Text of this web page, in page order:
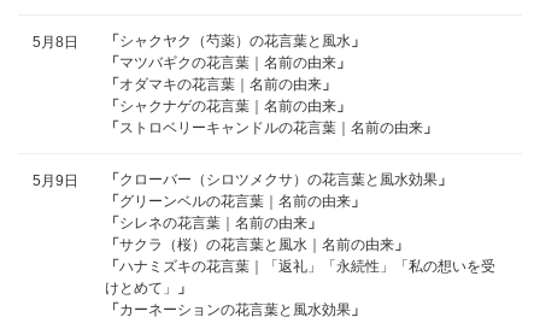
5月8日 「 シャクヤク（芍薬）の花言葉と風水 」
「 マツバギクの花言葉｜名前の由来 」
「 オダマキの花言葉｜名前の由来 」
「 シャクナゲの花言葉｜名前の由来 」
「 ストロベリーキャンドルの花言葉｜名前の由来 」
5月9日 「 クローバー（シロツメクサ）の花言葉と風水効果 」
「 グリーンベルの花言葉｜名前の由来 」
「 シレネの花言葉｜名前の由来 」
「 サクラ（桜）の花言葉と風水｜名前の由来 」
「 ハナミズキの花言葉｜「返礼」「永続性」「私の想いを受
けとめて」
」
「 カーネーションの花言葉と風水効果 」